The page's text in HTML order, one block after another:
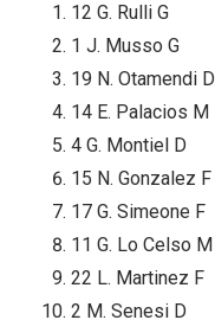
12 G. Rulli G
1 J. Musso G
19 N. Otamendi D
14 E. Palacios M
4 G. Montiel D
15 N. Gonzalez F
17 G. Simeone F
11 G. Lo Celso M
22 L. Martinez F
2 M. Senesi D